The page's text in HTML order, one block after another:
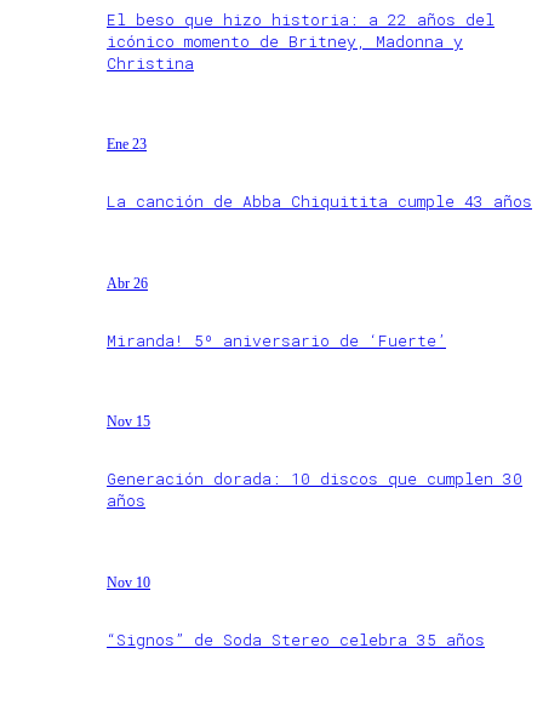
El beso que hizo historia: a 22 años del
icónico momento de Britney, Madonna y
Christina
Ene 23
La canción de Abba Chiquitita cumple 43 años
Abr 26
Miranda! 5º aniversario de ‘Fuerte’
Nov 15
Generación dorada: 10 discos que cumplen 30
años
Nov 10
“Signos” de Soda Stereo celebra 35 años